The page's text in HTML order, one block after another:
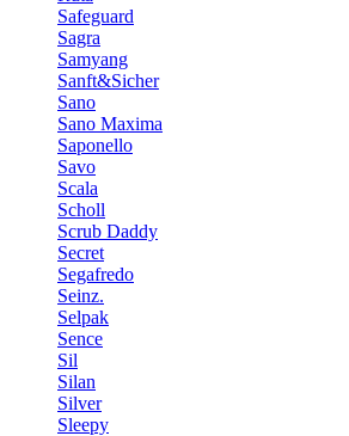
Safeguard
Sagra
Samyang
Sanft&Sicher
Sano
Sano Maxima
Saponello
Savo
Scala
Scholl
Scrub Daddy
Secret
Segafredo
Seinz.
Selpak
Sence
Sil
Silan
Silver
Sleepy